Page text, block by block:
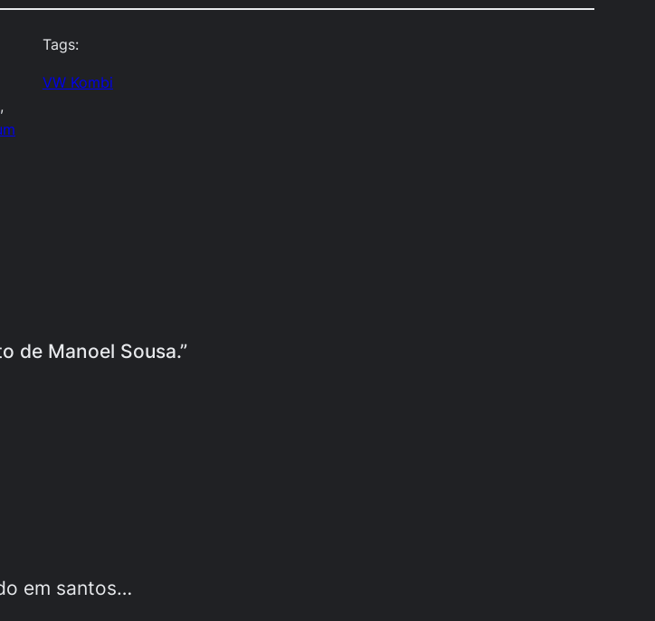
Tags:
VW Kombi
de Manoel Sousa.”
em santos…